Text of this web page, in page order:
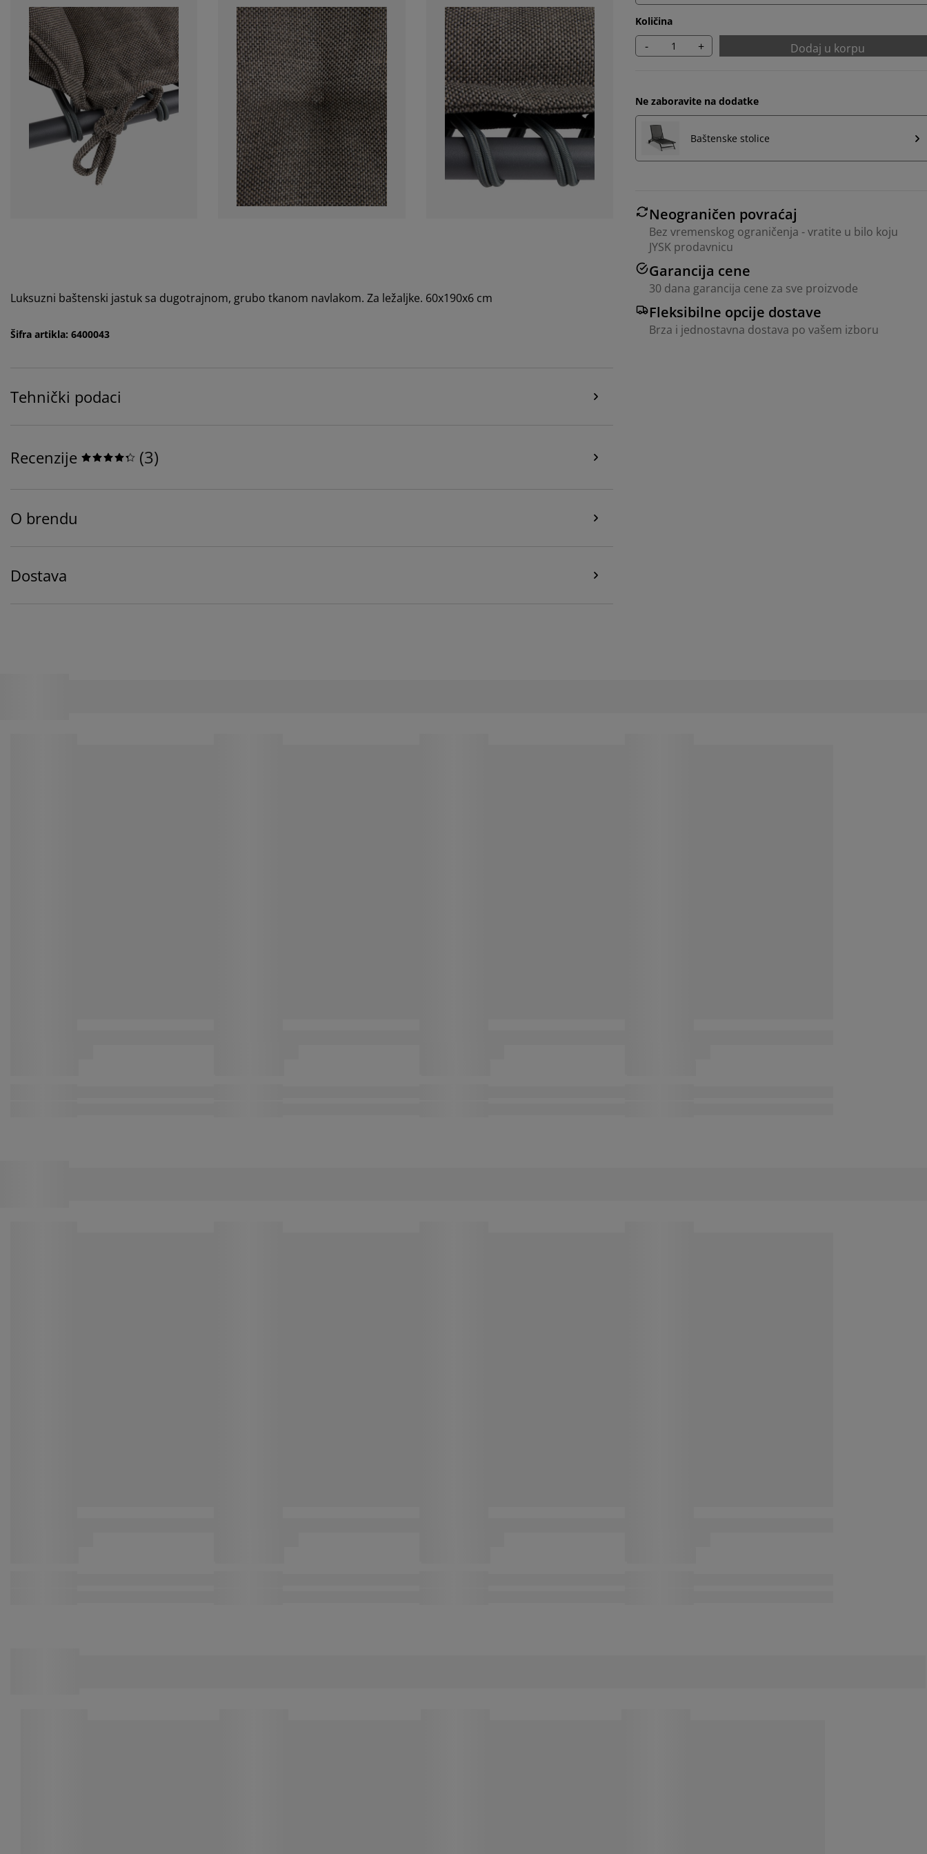
Količina
- + Dodaj u korpu
Ne zaboravite na dodatke
Baštenske stolice
Neograničen povraćaj
Bez vremenskog ograničenja - vratite u bilo koju
JYSK prodavnicu
Garancija cene
30 dana garancija cene za sve proizvode
Fleksibilne opcije dostave
Brza i jednostavna dostava po vašem izboru
Luksuzni baštenski jastuk sa dugotrajnom, grubo tkanom navlakom. Za ležaljke. 60x190x6 cm
Šifra artikla: 6400043
Tehnički podaci
Recenzije (3)
O brendu
Dostava